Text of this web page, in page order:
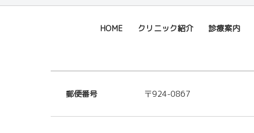
HOME クリニック紹介 診療案内
郵便番号 〒924-0867